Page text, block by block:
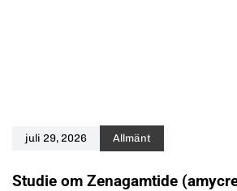
juli 29, 2026 Allmänt
Studie om Zenagamtide